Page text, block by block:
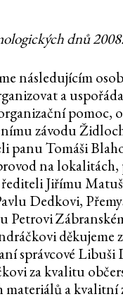
dnů
následujícím
a
pomoc,
závodu
panu Tomáši
na
Jiřímu
Dedkovi,
Petrovi
děkujeme
správcové
za kvalitu
materiálů a